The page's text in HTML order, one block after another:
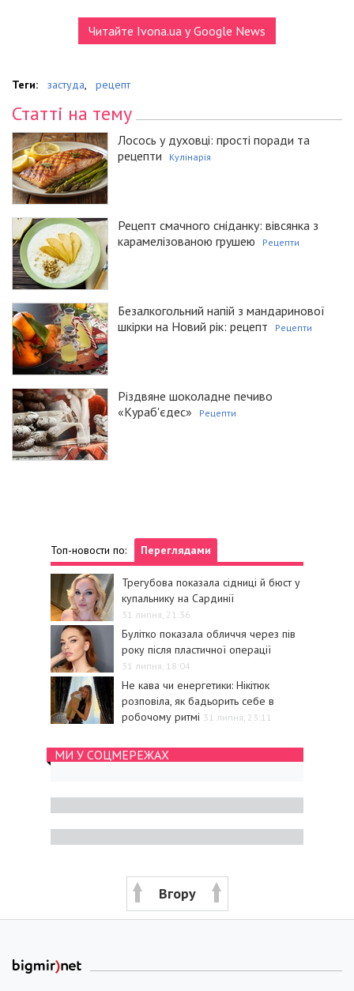
Читайте Ivona.ua у Google News
Теги: застуда, рецепт
Статті на тему
Лосось у духовці: прості поради та
рецепти
Кулінарія
Рецепт смачного сніданку: вівсянка з
карамелізованою грушею
Рецепти
Безалкогольний напій з мандаринової
шкірки на Новий рік: рецепт
Рецепти
Різдвяне шоколадне печиво
«Кураб'єдес»
Рецепти
Топ-новости по: Переглядами
Трегубова показала сідниці й бюст у
купальнику на Сардинії
31 липня, 21:36
Булітко показала обличчя через пів
року після пластичної операції
31 липня, 18:04
Не кава чи енергетики: Нікітюк
розповіла, як бадьорить себе в
робочому ритмі 31 липня, 23:11
МИ У СОЦМЕРЕЖАХ
Вгору